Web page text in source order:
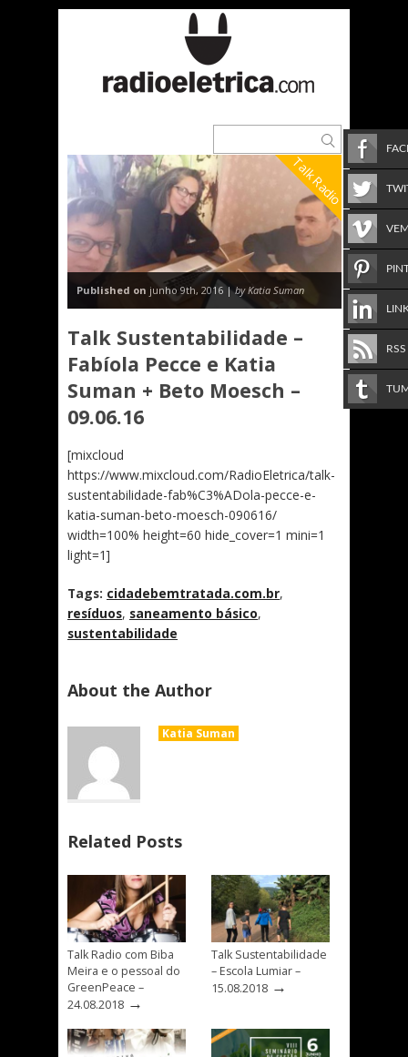
Talk Radio
Published on junho 9th, 2016 |by Katia Suman
Talk Sustentabilidade –
Fabíola Pecce e Katia
Suman + Beto Moesch –
09.06.16
[mixcloud
https://www.mixcloud.com/RadioEletrica/talk-
sustentabilidade-fab%C3%ADola-pecce-e-
katia-suman-beto-moesch-090616/
width=100% height=60 hide_cover=1 mini=1
light=1]
Tags: cidadebemtratada.com.br,
resíduos, saneamento básico,
sustentabilidade
About the Author
Katia Suman
Related Posts
Talk Radio com Biba
Meira e o pessoal do
GreenPeace –
24.08.2018 →
Talk Sustentabilidade
– Escola Lumiar –
15.08.2018 →
RSS